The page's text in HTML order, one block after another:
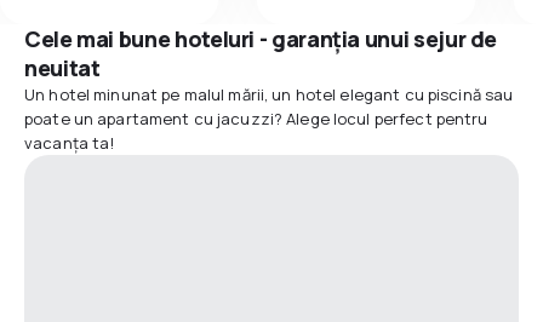
Cele mai bune hoteluri - garanția unui sejur de
neuitat
Un hotel minunat pe malul mării, un hotel elegant cu piscină sau
poate un apartament cu jacuzzi? Alege locul perfect pentru
vacanța ta!